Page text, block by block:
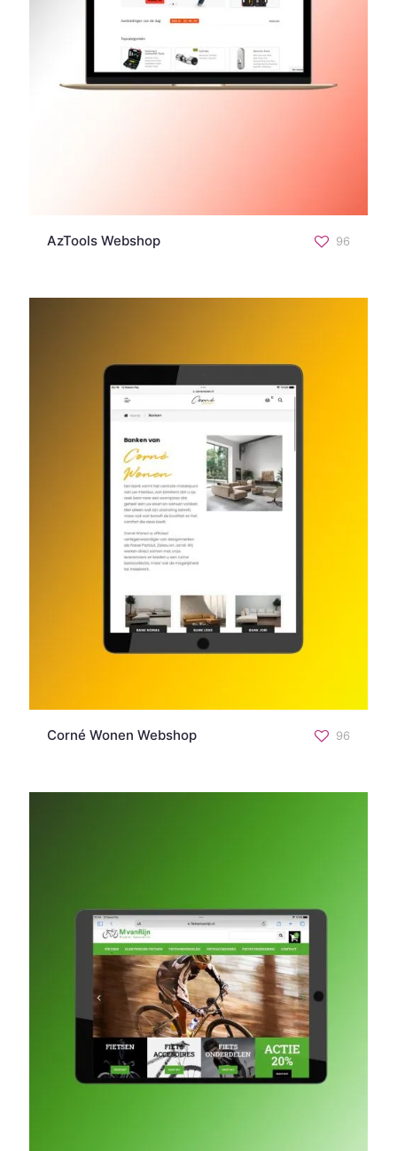
AzTools Webshop 96
Corné Wonen Webshop 96